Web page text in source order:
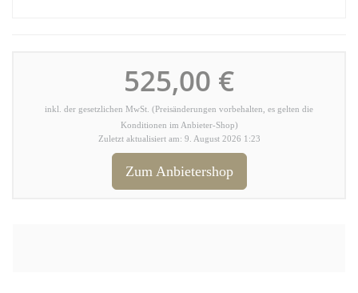
525,00 €
inkl. der gesetzlichen MwSt. (Preisänderungen vorbehalten, es gelten die
Konditionen im Anbieter-Shop)
Zuletzt aktualisiert am: 9. August 2026 1:23
Zum Anbietershop